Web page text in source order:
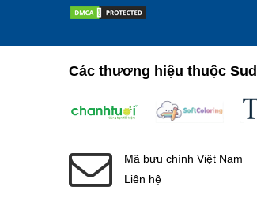
Các thương hiệu thuộc
Mã bưu chính Việt Nam
Liên hệ